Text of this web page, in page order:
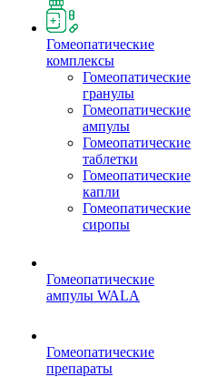
Гомеопатические
комплексы
Гомеопатические
гранулы
Гомеопатические
ампулы
Гомеопатические
таблетки
Гомеопатические
капли
Гомеопатические
сиропы
Гомеопатические
ампулы WALA
Гомеопатические
препараты